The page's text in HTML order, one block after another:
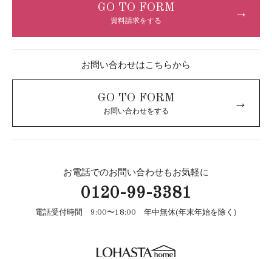
GO TO FORM
資料請求をする
→
お問い合わせはこちらから
GO TO FORM
お問い合わせをする
→
お電話でのお問い合わせもお気軽に
0120-99-3381
電話受付時間 9:00〜18:00 年中無休(年末年始を除く)